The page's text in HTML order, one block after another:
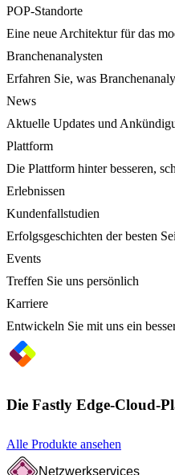
POP-Standorte
Eine neue Architektur für das
Branchenanalysten
Erfahren Sie, was
News
Aktuelle Updates und
Plattform
Die Plattform hinter besseren,
Erlebnissen
Kundenfallstudien
Erfolgsgeschichten der besten
Events
Treffen Sie uns persönlich
Karriere
Entwickeln Sie mit uns ein
Die Fastly Edge-Cloud-
Alle Produkte ansehen
Netzwerkservices